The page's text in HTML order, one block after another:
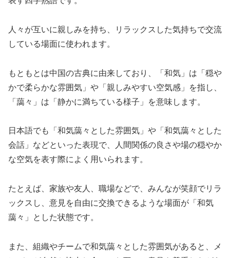
人々が互いに親しみを持ち、リラックスした気持ちで交流
している場面に使われます。
もともとは中国の古典に由来しており、「和気」は「穏や
かで柔らかな雰囲気」や「親しみやすい空気感」を指し、
「藹々」は「静かに満ちている様子」を意味します。
日本語でも「和気藹々とした雰囲気」や「和気藹々とした
会話」などといった表現で、人間関係の良さや場の穏やか
な空気を表す際によく用いられます。
たとえば、家族や友人、職場などで、みんなが笑顔でリラ
ックスし、意見を自由に交換できるような場面が「和気
藹々」とした状態です。
また、組織やチームで和気藹々とした雰囲気があると、メ